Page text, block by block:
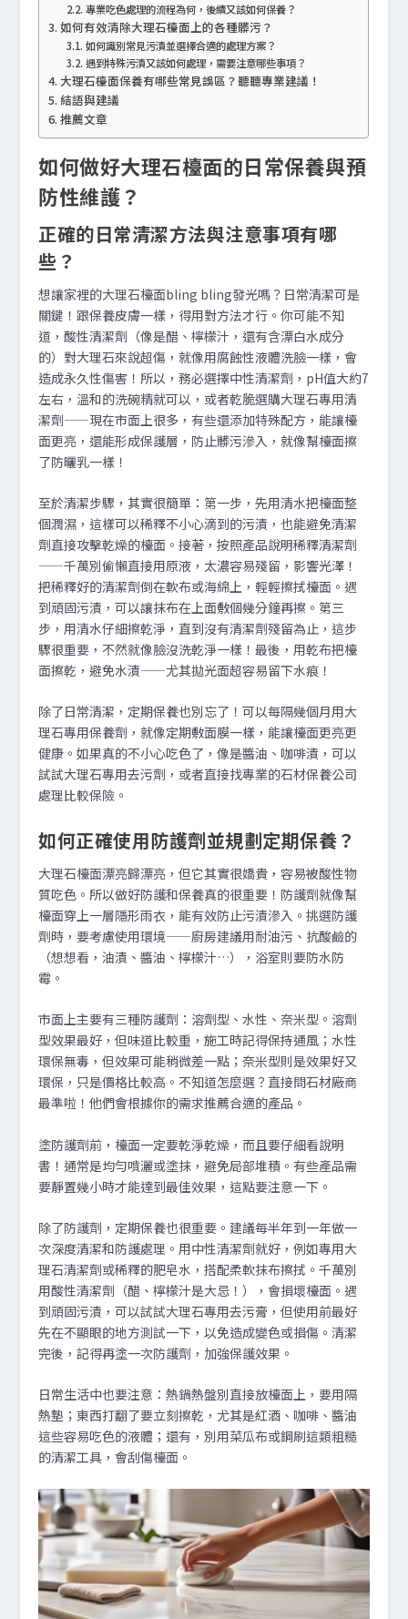
專業吃色處理的流程為何，後續又該如何保養？
如何有效清除大理石檯面上的各種髒污？
如何識別常見污漬並選擇合適的處理方案？
遇到特殊污漬又該如何處理，需要注意哪些事項？
大理石檯面保養有哪些常見誤區？聽聽專業建議！
結語與建議
推薦文章
如何做好大理石檯面的日常保養與預
防性維護？
正確的日常清潔方法與注意事項有哪
些？
想讓家裡的大理石檯面bling bling發光嗎？日常清潔可是
關鍵！跟保養皮膚一樣，得用對方法才行。你可能不知
道，酸性清潔劑（像是醋、檸檬汁，還有含漂白水成分
的）對大理石來說超傷，就像用腐蝕性液體洗臉一樣，會
造成永久性傷害！所以，務必選擇中性清潔劑，pH值大約7
左右，溫和的洗碗精就可以，或者乾脆選購大理石專用清
潔劑——現在市面上很多，有些還添加特殊配方，能讓檯
面更亮，還能形成保護層，防止髒污滲入，就像幫檯面擦
了防曬乳一樣！
至於清潔步驟，其實很簡單：第一步，先用清水把檯面整
個潤濕，這樣可以稀釋不小心滴到的污漬，也能避免清潔
劑直接攻擊乾燥的檯面。接著，按照產品說明稀釋清潔劑
——千萬別偷懶直接用原液，太濃容易殘留，影響光澤！
把稀釋好的清潔劑倒在軟布或海綿上，輕輕擦拭檯面。遇
到頑固污漬，可以讓抹布在上面敷個幾分鐘再擦。第三
步，用清水仔細擦乾淨，直到沒有清潔劑殘留為止，這步
驟很重要，不然就像臉沒洗乾淨一樣！最後，用乾布把檯
面擦乾，避免水漬——尤其拋光面超容易留下水痕！
除了日常清潔，定期保養也別忘了！可以每隔幾個月用大
理石專用保養劑，就像定期敷面膜一樣，能讓檯面更亮更
健康。如果真的不小心吃色了，像是醬油、咖啡漬，可以
試試大理石專用去污劑，或者直接找專業的石材保養公司
處理比較保險。
如何正確使用防護劑並規劃定期保養？
大理石檯面漂亮歸漂亮，但它其實很嬌貴，容易被酸性物
質吃色。所以做好防護和保養真的很重要！防護劑就像幫
檯面穿上一層隱形雨衣，能有效防止污漬滲入。挑選防護
劑時，要考慮使用環境——廚房建議用耐油污、抗酸鹼的
（想想看，油漬、醬油、檸檬汁…），浴室則要防水防
霉。
市面上主要有三種防護劑：溶劑型、水性、奈米型。溶劑
型效果最好，但味道比較重，施工時記得保持通風；水性
環保無毒，但效果可能稍微差一點；奈米型則是效果好又
環保，只是價格比較高。不知道怎麼選？直接問石材廠商
最準啦！他們會根據你的需求推薦合適的產品。
塗防護劑前，檯面一定要乾淨乾燥，而且要仔細看說明
書！通常是均勻噴灑或塗抹，避免局部堆積。有些產品需
要靜置幾小時才能達到最佳效果，這點要注意一下。
除了防護劑，定期保養也很重要。建議每半年到一年做一
次深度清潔和防護處理。用中性清潔劑就好，例如專用大
理石清潔劑或稀釋的肥皂水，搭配柔軟抹布擦拭。千萬別
用酸性清潔劑（醋、檸檬汁是大忌！），會損壞檯面。遇
到頑固污漬，可以試試大理石專用去污膏，但使用前最好
先在不顯眼的地方測試一下，以免造成變色或損傷。清潔
完後，記得再塗一次防護劑，加強保護效果。
日常生活中也要注意：熱鍋熱盤別直接放檯面上，要用隔
熱墊；東西打翻了要立刻擦乾，尤其是紅酒、咖啡、醬油
這些容易吃色的液體；還有，別用菜瓜布或鋼刷這類粗糙
的清潔工具，會刮傷檯面。